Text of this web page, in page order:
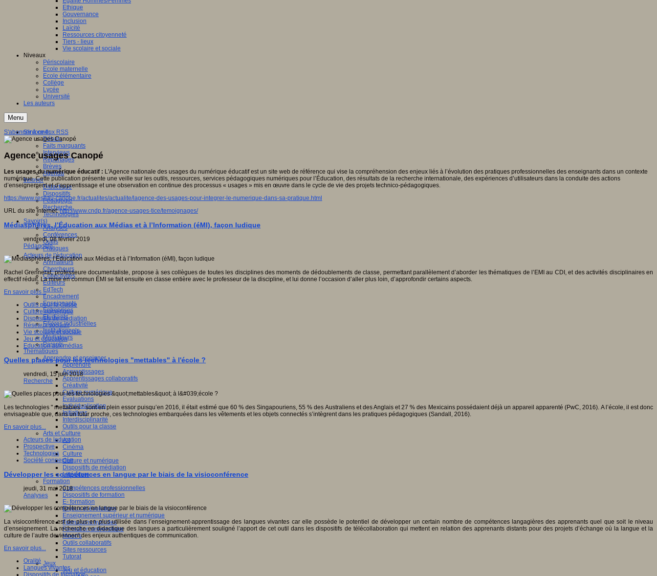
Ethique
Gouvernance
Inclusion
Laïcité
Ressources citoyenneté
Tiers - lieux
Vie scolaire et sociale
Niveaux
Périscolaire
Ecole maternelle
Ecole élémentaire
Collège
Lycée
Université
Les auteurs
Menu
S'informer
Débats
Faits marquants
Interviews
Reportages
Brèves
Agenda
Innover
Didactique
Dispositifs
Pédagogie
Recherche
Technologies
Savoir(s)
Analyses
Conférences
Outils
Pratiques
Acteurs de l'éducation
Animateurs
Chercheurs
Collectivités
Editeurs
EdTech
Encadrement
Enseignants
Entreprises
Etudiants
Filières industrielles
Institutionnels
Médiateurs
Parents
Thématiques
Apprendre et enseigner
Apprendre
Apprentissages
Apprentissages collaboratifs
Créativité
Culture numérique
Evaluations
Individualisation
Initiatives
Interdisciplinarité
Outils pour la classe
Arts et Culture
Art
Cinéma
Culture
Culture et numérique
Dispositifs de médiation
Littérature
Formation
Compétences professionnelles
Dispositifs de formation
E- formation
Enjeux et évolutions
Enseignement supérieur et numérique
Formations hybrides
Formation universitaire
Mooc’s
Outils collaboratifs
Sites ressources
Tutorat
Jeux
Jeu et éducation
S'abonner à ce flux RSS
Agence usages Canopé
Les usages du numérique éducatif : L'Agence nationale des usages du numérique éducatif est un site web de référence qui vise la compréhension des enjeux liés à l’évolution des pratiques professionnelles des enseignants dans un contexte
numérique. Cette publication présente une veille sur les outils, ressources, services pédagogiques numériques pour l’Éducation, des résultats de la recherche internationale, des expériences d’utilisateurs dans la conduite des actions
d’enseignement et d’apprentissage et une observation en continue des processus « usages » mis en œuvre dans le cycle de vie des projets technico-pédagogiques.
https://www.reseau-canope.fr/actualites/actualite/lagence-des-usages-pour-integrer-le-numerique-dans-sa-pratique.html
URL du site internet:http://www.cndp.fr/agence-usages-tice/temoignages/
Médiasphères, l’Éducation aux Médias et à l’Information (éMI), façon ludique
vendredi, 08 février 2019
Pédagogie
Rachel Grennerat, professeure documentaliste, propose à ses collègues de toutes les disciplines des moments de dédoublements de classe, permettant parallèlement d’aborder les thématiques de l’EMI au CDI, et des activités disciplinaires en
effectif réduit. La mise en commun ÉMI se fait ensuite en classe entière avec le professeur de la discipline, et lui donne l’occasion d’aller plus loin, d’approfondir certains aspects.
En savoir plus...
Outils pour la classe
Culture numérique
Dispositifs de médiation
Réseaux sociaux
Vie scolaire et sociale
Jeu et éducation
Education aux médias
Quelles places pour les technologies "mettables" à l'école ?
vendredi, 15 juin 2018
Recherche
Les technologies " mettables " sont en plein essor puisqu’en 2016, il était estimé que 60 % des Singapouriens, 55 % des Australiens et des Anglais et 27 % des Mexicains possédaient déjà un appareil apparenté (PwC, 2016). A l’école, il est donc
envisageable que, dans un futur proche, ces technologies embarquées dans les vêtements et les objets connectés s’intègrent dans les pratiques pédagogiques (Sandall, 2016).
En savoir plus...
Acteurs de leducation
Prospective
Technologies
Société connectée
Développer les compétences en langue par le biais de la visioconférence
jeudi, 31 mai 2018
Analyses
La visioconférence est de plus en plus utilisée dans l’enseignement-apprentissage des langues vivantes car elle possède le potentiel de développer un certain nombre de compétences langagières des apprenants quel que soit le niveau
d’enseignement. La recherche en didactique des langues a particulièrement souligné l’apport de cet outil dans les dispositifs de télécollaboration qui mettent en relation des apprenants distants pour des projets d’échange où la langue et la
culture de l’autre deviennent des enjeux authentiques de communication.
En savoir plus...
Oralité
Langues vivantes
Dispositifs de formation